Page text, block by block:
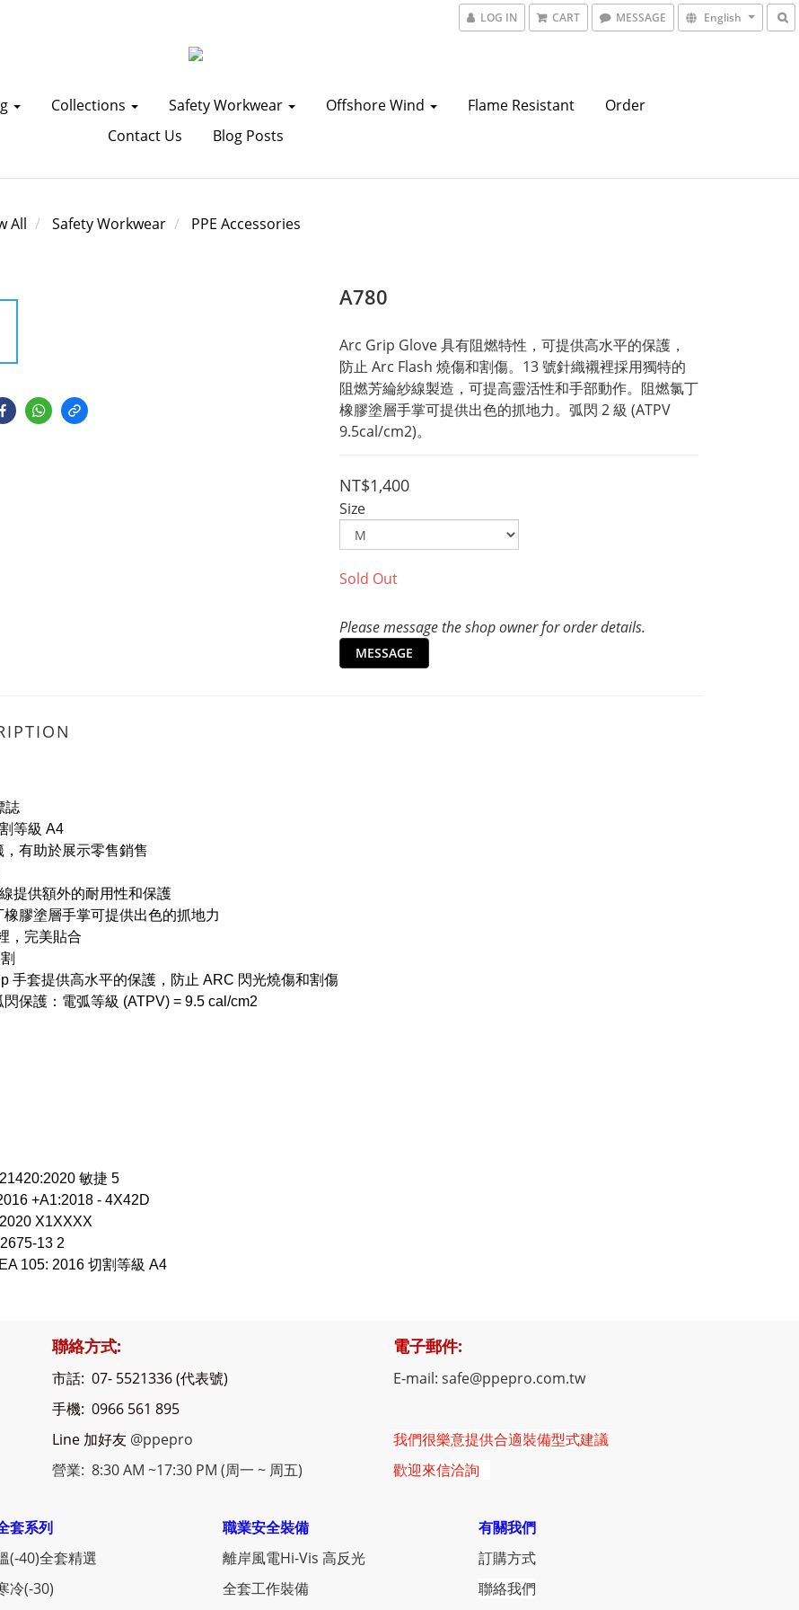
LOG IN CART MESSAGE English
Collections Safety Workwear Offshore Wind Flame Resistant
Order
Contact Us
Blog Posts
All Safety Workwear PPE Accessories
A780
Arc Grip Glove 具有阻燃特性，可提供高水平的保護，
防止 Arc Flash 燒傷和割傷。13 號針織襯裡採用獨特的
阻燃芳綸紗線製造，可提高靈活性和手部動作。阻燃氯丁
橡膠塗層手掌可提供出色的抓地力。弧閃 2 級 (ATPV
9.5cal/cm2)。
NT$1,400
Size
Sold Out
Please message the shop owner for order details.
MESSAGE
誌
等級 A4
，有助於展示零售銷售
提供額外的耐用性和保護
橡膠塗層手掌可提供出色的抓地力
，完美貼合
手套提供高水平的保護，防止 ARC 閃光燒傷和割傷
閃保護：電弧等級 (ATPV) = 9.5 cal/cm2
敏捷 5
+A1:2018 - 4X42D
X1XXXX
13 2
105: 2016 切割等級 A4
聯絡方式:
市話: 07- 5521336 (代表號)
手機: 0966 561 895
Line 加好友 @ppepro
營業: 8:30 AM ~17:30 PM (周一 ~ 周五)
電子郵件:
E-mail: safe@ppepro.com.tw
我們很樂意提供合適裝備型式建議
歡迎來信洽詢
套系列
(-40)全套精選
冷(-30)
職業安全裝備
離岸風電Hi-Vis 高反光
全套工作裝備
有關我們
訂購方式
聯絡我們